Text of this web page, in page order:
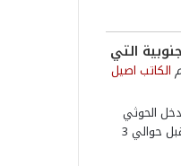
التي
الكاتب اصيل
الحوثي
مديريات بيحان الثلاث قبل حوالي 3